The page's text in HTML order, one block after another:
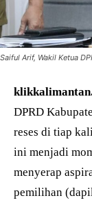
Saiful Arif, Wakil Ketua
DPRD
reses di tiap
ini menjadi
menyerap
pemilihan